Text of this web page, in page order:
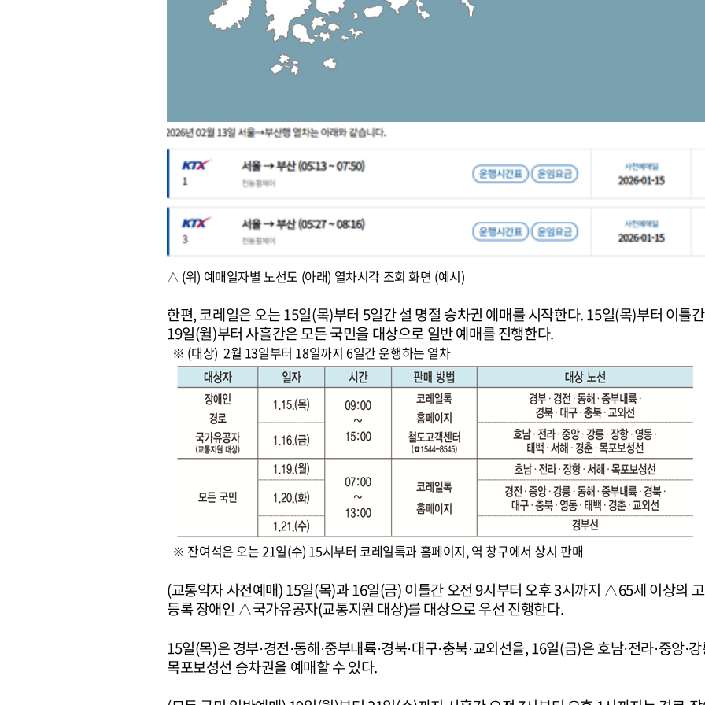
△ (위) 예매일자별 노선도 (아래) 열차시각 조회 화면 (예시)
한편, 코레일은 오는 15일(목)부터 5일간 설 명절 승차권 예매를 시작한다. 15일(목)부터 이틀
19일(월)부터 사흘간은 모든 국민을 대상으로 일반 예매를 진행한다.
※ (대상) 2월 13일부터 18일까지 6일간 운행하는 열차
※ 잔여석은 오는 21일(수) 15시부터 코레일톡과 홈페이지, 역 창구에서 상시 판매
(교통약자 사전예매) 15일(목)과 16일(금) 이틀간 오전 9시부터 오후 3시까지 △65세 이상의
등록 장애인 △국가유공자(교통지원 대상)를 대상으로 우선 진행한다.
15일(목)은 경부·경전·동해·중부내륙·경북·대구·충북·교외선을, 16일(금)은 호남·전라·중앙·강
목포보성선 승차권을 예매할 수 있다.